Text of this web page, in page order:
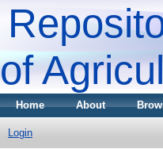
of
Home About
Login